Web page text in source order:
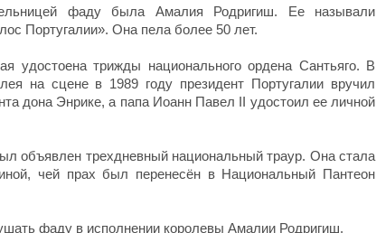
фаду была Амалия Родригиш. Ее называли
Португалии». Она пела более 50 лет.
удостоена трижды национального ордена Сантьяго. В
на сцене в 1989 году президент Португалии вручил
дона Энрике, а папа Иоанн Павел II удостоил ее личной
объявлен трехдневный национальный траур. Она стала
чей прах был перенесён в Национальный Пантеон
фаду в исполнении королевы Амалии Родригиш.